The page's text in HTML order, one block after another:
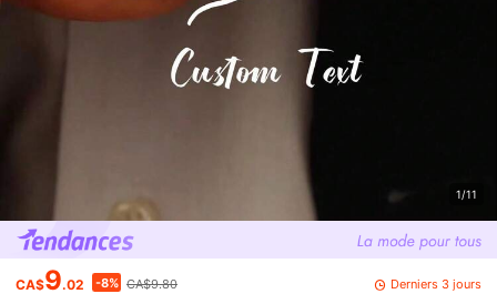
1/11
CA$9.02 -8% CA$9.80 Derniers 3 jours